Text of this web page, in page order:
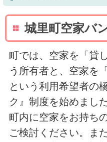
城里町空家バ
町では、空家を「貸
う所有者と、空家を
という利用希望者の
ク』制度を始めました
町内に空家をお持ち
ご検討ください。ま